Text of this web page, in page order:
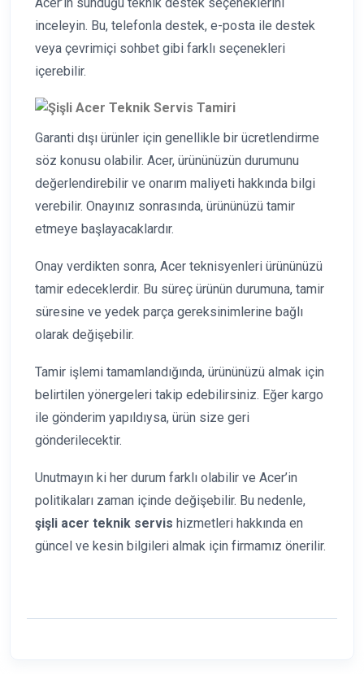
inceleyin. Bu, telefonla destek, e-posta ile destek
veya çevrimiçi sohbet gibi farklı seçenekleri
içerebilir.
Garanti dışı ürünler için genellikle bir ücretlendirme
söz konusu olabilir. Acer, ürününüzün durumunu
değerlendirebilir ve onarım maliyeti hakkında bilgi
verebilir. Onayınız sonrasında, ürününüzü tamir
etmeye başlayacaklardır.
Onay verdikten sonra, Acer teknisyenleri ürününüzü
tamir edeceklerdir. Bu süreç ürünün durumuna, tamir
süresine ve yedek parça gereksinimlerine bağlı
olarak değişebilir.
Tamir işlemi tamamlandığında, ürününüzü almak için
belirtilen yönergeleri takip edebilirsiniz. Eğer kargo
ile gönderim yapıldıysa, ürün size geri
gönderilecektir.
Unutmayın ki her durum farklı olabilir ve Acer’in
politikaları zaman içinde değişebilir. Bu nedenle,
şişli acer teknik servis hizmetleri hakkında en
güncel ve kesin bilgileri almak için firmamız önerilir.